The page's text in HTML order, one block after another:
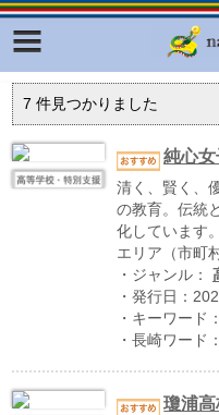
7 件見つかりました
純心
清く、賢く、
の教育。伝統
化しています
エリア（市町
・ジャンル：
・発行日：
・キーワード：
・長崎ワード：
瓊浦
Facebook
ふくいろキラリプロジェク
ラリー（TOKYO Brochures）
復興応援企画
はじめてご利用される方へ
広報誌ナビ
明治日本の産業革命遺産
長崎と天草地方の潜伏キ
関連遺産